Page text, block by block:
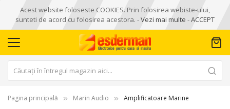
Acest website foloseste COOKIES. Prin folosirea webiste-ului,
sunteti de acord cu folosirea acestora. -Vezi mai multe -ACCEPT
Pagina principală Marin Audio Amplificatoare Marine